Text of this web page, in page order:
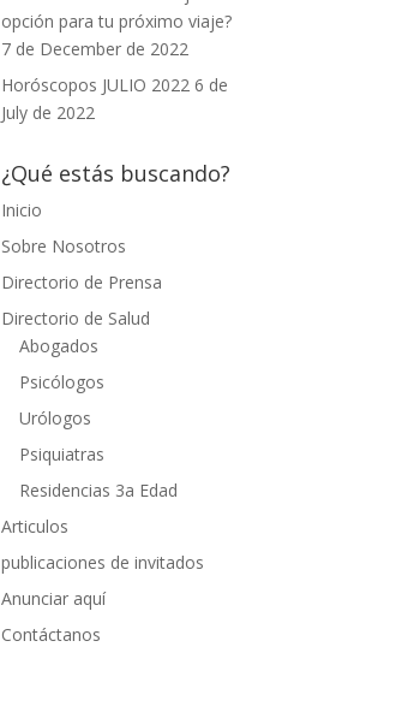
opción para tu próximo viaje?
7 de December de 2022
Horóscopos JULIO 2022 6 de
July de 2022
¿Qué estás buscando?
Inicio
Sobre Nosotros
Directorio de Prensa
Directorio de Salud
Abogados
Psicólogos
Urólogos
Psiquiatras
Residencias 3a Edad
Articulos
publicaciones de invitados
Anunciar aquí
Contáctanos